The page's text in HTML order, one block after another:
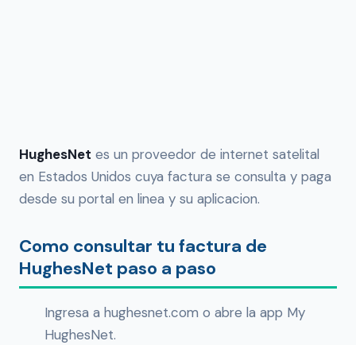
HughesNet es un proveedor de internet satelital
en Estados Unidos cuya factura se consulta y paga
desde su portal en linea y su aplicacion.
Como consultar tu factura de
HughesNet paso a paso
Ingresa a hughesnet.com o abre la app My
HughesNet.